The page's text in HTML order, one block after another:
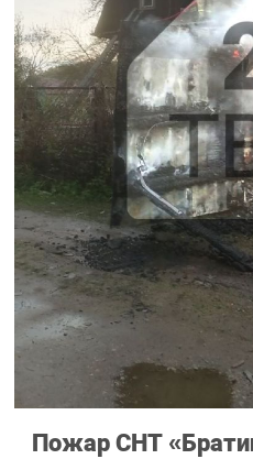
Пожар СНТ